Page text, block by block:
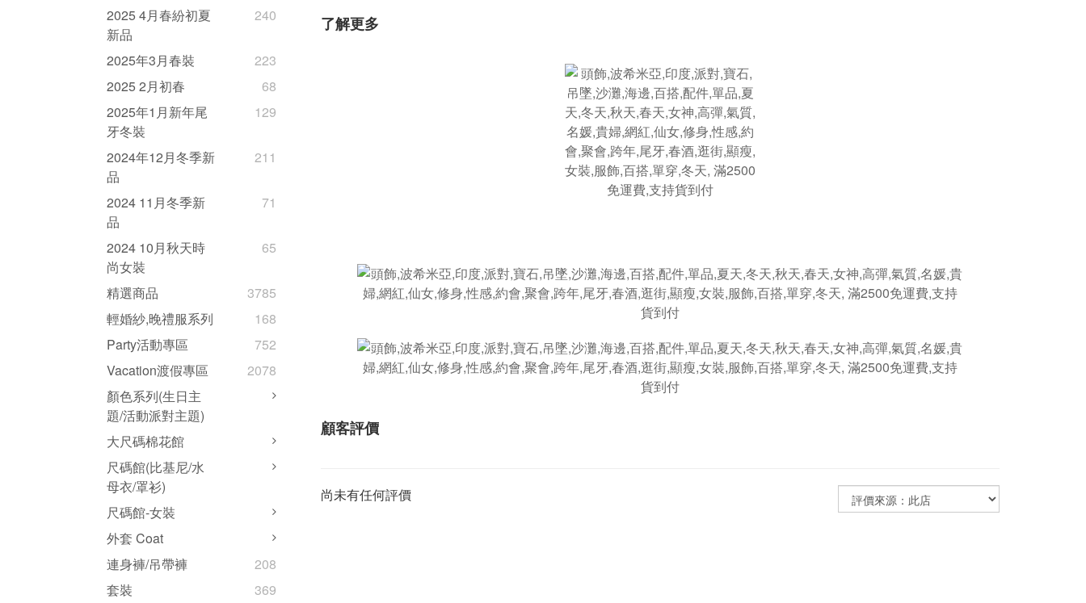
2025 4月春紛初夏
新品
240
2025年3月春裝
223
2025 2月初春
68
2025年1月新年尾
牙冬裝
129
2024年12月冬季新
品
211
2024 11月冬季新
品
71
2024 10月秋天時
尚女裝
65
精選商品
3785
輕婚紗,晚禮服系列
168
Party活動專區
752
Vacation渡假專區
2078
顏色系列(生日主
題/活動派對主題)
大尺碼棉花館
尺碼館(比基尼/水
母衣/罩衫)
尺碼館-女裝
外套 Coat
連身褲/吊帶褲
208
套裝
369
了解更多
顧客評價
尚未有任何評價